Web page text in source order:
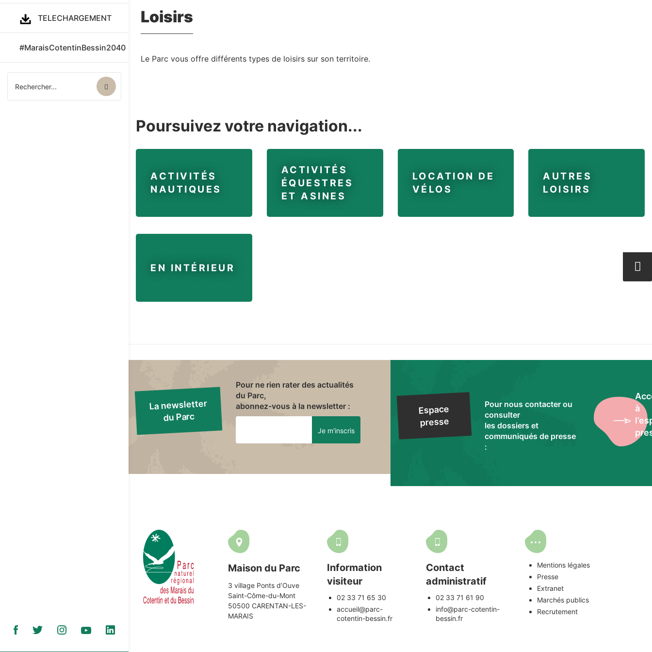
Loisirs
Le Parc vous offre différents types de loisirs sur son territoire.
Poursuivez votre navigation...
ACTIVITÉS
NAUTIQUES
ACTIVITÉS
ÉQUESTRES
ET ASINES
LOCATION DE
VÉLOS
AUTRES
LOISIRS
EN INTÉRIEUR
La newsletter
du Parc
Pour ne rien rater des actualités
du Parc,
abonnez-vous à la newsletter :
Espace
presse
Pour nous contacter ou
consulter
les dossiers et
communiqués de presse
:
à
Maison du Parc
3 village Ponts d’Ouve
Saint-Côme-du-Mont
50500 CARENTAN-LES-
MARAIS
Information
visiteur
02 33 71 65 30
accueil@parc-
cotentin-bessin.fr
Contact
administratif
02 33 71 61 90
info@parc-cotentin-
bessin.fr
Mentions légales
Presse
Extranet
Marchés publics
Recrutement
TELECHARGEMENT
#MaraisCotentinBessin2040